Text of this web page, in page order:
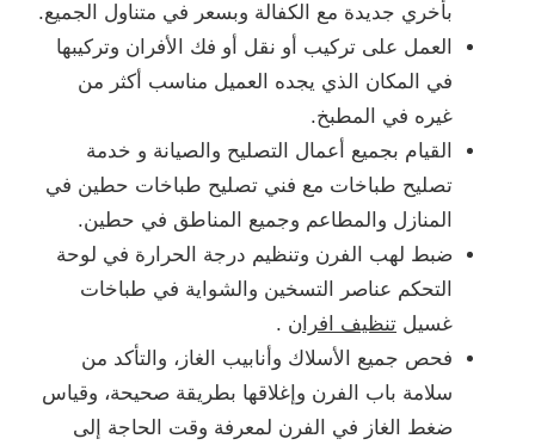
بأخري جديدة مع الكفالة وبسعر في متناول الجميع.
العمل على تركيب أو نقل أو فك الأفران وتركيبها
في المكان الذي يجده العميل مناسب أكثر من
غيره في المطبخ.
القيام بجميع أعمال التصليح والصيانة و خدمة
تصليح طباخات مع فني تصليح طباخات حطين في
المنازل والمطاعم وجميع المناطق في حطين.
ضبط لهب الفرن وتنظيم درجة الحرارة في لوحة
التحكم عناصر التسخين والشواية في طباخات
غسيل تنظيف افران .
فحص جميع الأسلاك وأنابيب الغاز، والتأكد من
سلامة باب الفرن وإغلاقها بطريقة صحيحة، وقياس
ضغط الغاز في الفرن لمعرفة وقت الحاجة إلى